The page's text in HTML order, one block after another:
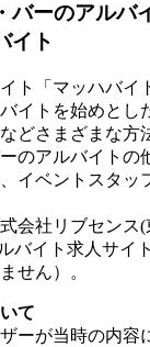
バーのアルバ
イト
ト「マッハバイ
イトを始めとし
どさまざまな方
のアルバイトの
イベントスタッ
会社リブセンス
バイト求人サイ
せん）。
て
ーが当時の内容